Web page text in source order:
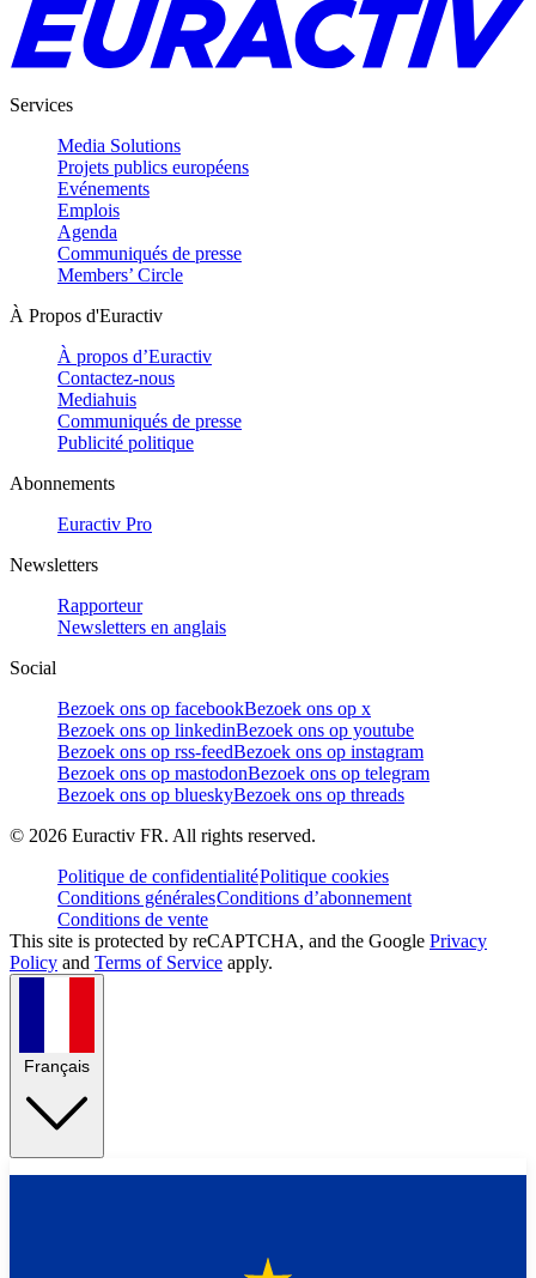
Services
Media Solutions
Projets publics européens
Evénements
Emplois
Agenda
Communiqués de presse
Members’ Circle
À Propos d'Euractiv
À propos d’Euractiv
Contactez-nous
Mediahuis
Communiqués de presse
Publicité politique
Abonnements
Euractiv Pro
Newsletters
Rapporteur
Newsletters en anglais
Social
Bezoek ons op facebookBezoek ons op x
Bezoek ons op linkedinBezoek ons op youtube
Bezoek ons op rss-feedBezoek ons op instagram
Bezoek ons op mastodonBezoek ons op telegram
Bezoek ons op blueskyBezoek ons op threads
© 2026 Euractiv FR. All rights reserved.
Politique de confidentialitéPolitique cookies
Conditions généralesConditions d’abonnement
Conditions de vente
This site is protected by reCAPTCHA, and the Google Privacy
Policy and Terms of Service apply.
Français